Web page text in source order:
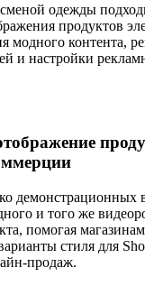
одежды
продуктов
модного контента,
и настройки
демонстрационных
и того же
помогая
стиля для
продаж.